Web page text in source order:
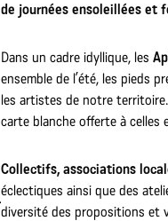
de journées ensoleillées et
Dans un cadre idyllique, les
ensemble de l’été, les pieds
les artistes de notre
carte blanche offerte à celles
Collectifs, associations
éclectiques ainsi que des
diversité des propositions et